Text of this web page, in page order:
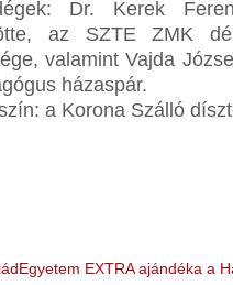
Dr. Kerek
az SZTE ZMK
valamint Vajda
házaspár.
a Korona Szálló
EXTRA ajándéka a